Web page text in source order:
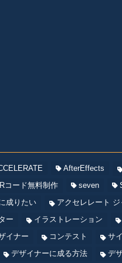
AfterEffects
コード無料制作 seven
成りたい
アクセレレート ジ
ー
イラストレーション
イナー
コンテスト
サ
デザイナーに成る方法 デ